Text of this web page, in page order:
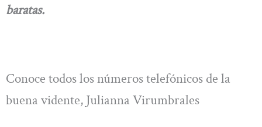
baratas.
Conoce todos los números telefónicos de la
buena vidente, Julianna Virumbrales